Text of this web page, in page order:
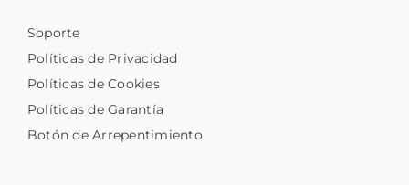
Soporte
Políticas de Privacidad
Políticas de Cookies
Políticas de Garantía
Botón de Arrepentimiento